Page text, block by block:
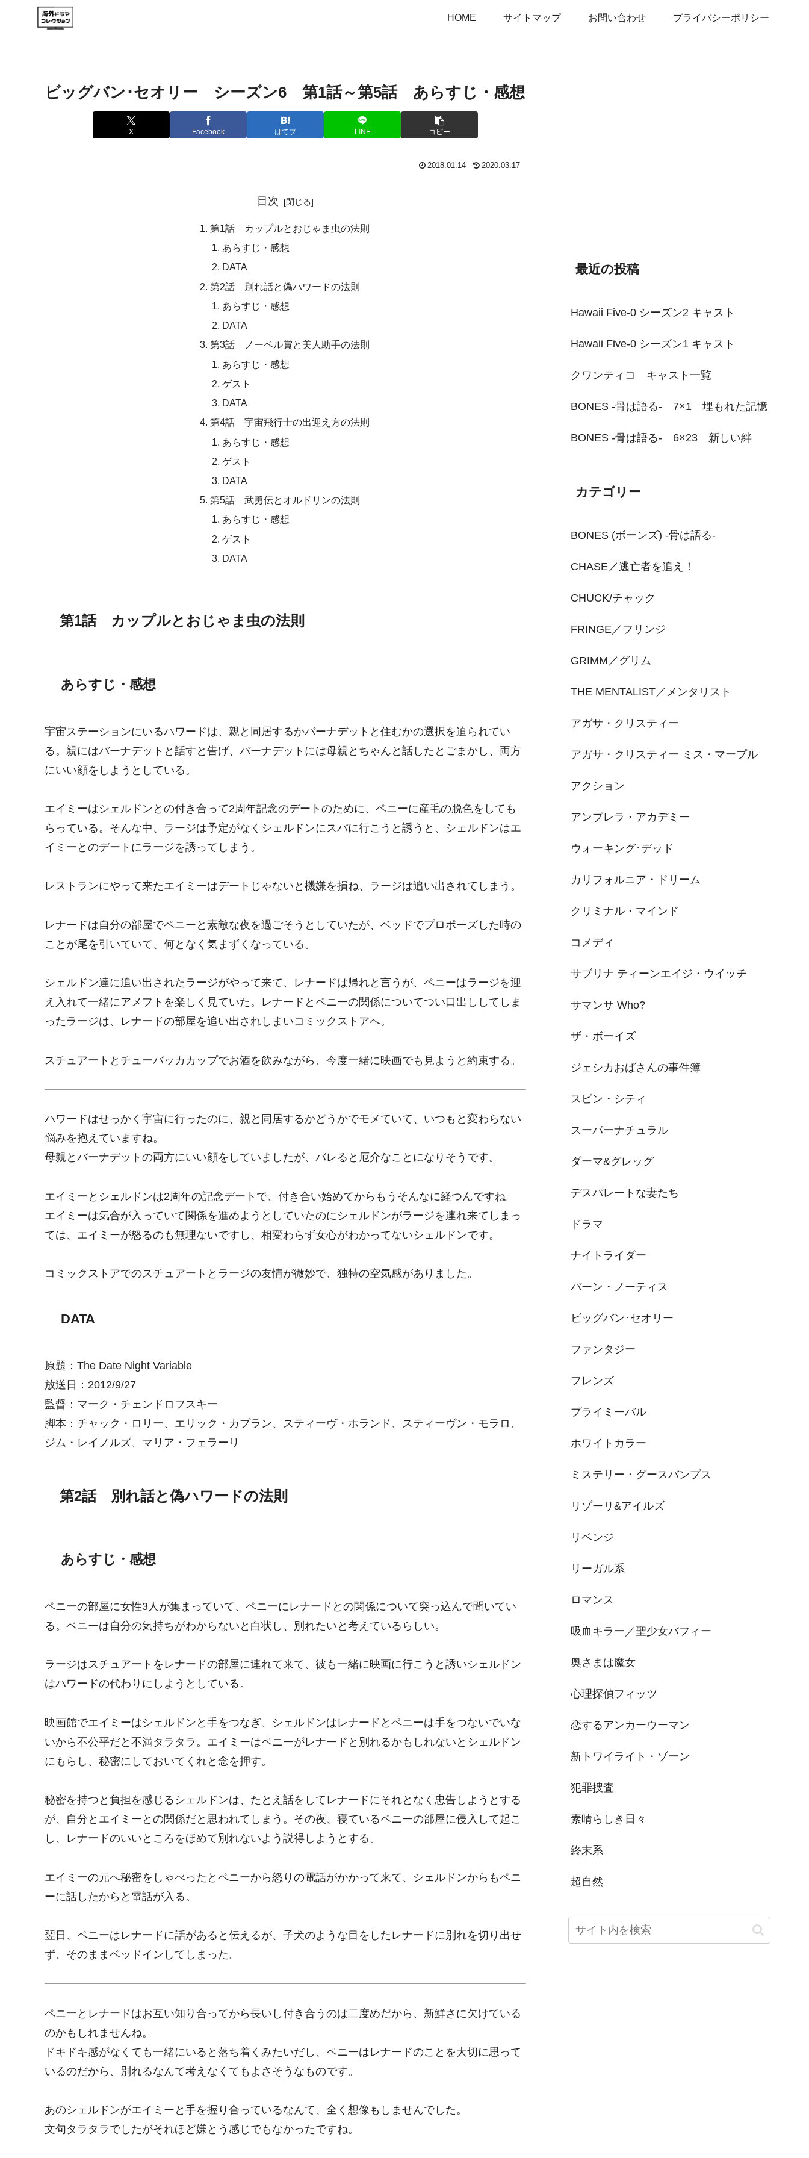
HOME サイトマップ お問い合わせ プライバシーポリシー
ビッグバン･セオリー シーズン6 第1話～第5話 あらすじ・感想
X Facebook はてブ LINE コピー
2018.01.14 2020.03.17
目次
第1話 カップルとおじゃま虫の法則
あらすじ・感想
DATA
第2話 別れ話と偽ハワードの法則
あらすじ・感想
DATA
第3話 ノーベル賞と美人助手の法則
あらすじ・感想
ゲスト
DATA
第4話 宇宙飛行士の出迎え方の法則
あらすじ・感想
ゲスト
DATA
第5話 武勇伝とオルドリンの法則
あらすじ・感想
ゲスト
DATA
第1話 カップルとおじゃま虫の法則
あらすじ・感想
宇宙ステーションにいるハワードは、親と同居するかバーナデットと住むかの選択を迫られてい
る。親にはバーナデットと話すと告げ、バーナデットには母親とちゃんと話したとごまかし、両方
にいい顔をしようとしている。
エイミーはシェルドンとの付き合って2周年記念のデートのために、ペニーに産毛の脱色をしても
らっている。そんな中、ラージは予定がなくシェルドンにスパに行こうと誘うと、シェルドンはエ
イミーとのデートにラージを誘ってしまう。
レストランにやって来たエイミーはデートじゃないと機嫌を損ね、ラージは追い出されてしまう。
レナードは自分の部屋でペニーと素敵な夜を過ごそうとしていたが、ベッドでプロポーズした時の
ことが尾を引いていて、何となく気まずくなっている。
シェルドン達に追い出されたラージがやって来て、レナードは帰れと言うが、ペニーはラージを迎
え入れて一緒にアメフトを楽しく見ていた。レナードとペニーの関係についてつい口出ししてしま
ったラージは、レナードの部屋を追い出されしまいコミックストアへ。
スチュアートとチューバッカカップでお酒を飲みながら、今度一緒に映画でも見ようと約束する。
ハワードはせっかく宇宙に行ったのに、親と同居するかどうかでモメていて、いつもと変わらない
悩みを抱えていますね。
母親とバーナデットの両方にいい顔をしていましたが、バレると厄介なことになりそうです。
エイミーとシェルドンは2周年の記念デートで、付き合い始めてからもうそんなに経つんですね。
エイミーは気合が入っていて関係を進めようとしていたのにシェルドンがラージを連れ来てしまっ
ては、エイミーが怒るのも無理ないですし、相変わらず女心がわかってないシェルドンです。
コミックストアでのスチュアートとラージの友情が微妙で、独特の空気感がありました。
DATA
原題：The Date Night Variable
放送日：2012/9/27
監督：マーク・チェンドロフスキー
脚本：チャック・ロリー、エリック・カプラン、スティーヴ・ホランド、スティーヴン・モラロ、
ジム・レイノルズ、マリア・フェラーリ
第2話 別れ話と偽ハワードの法則
あらすじ・感想
ペニーの部屋に女性3人が集まっていて、ペニーにレナードとの関係について突っ込んで聞いてい
る。ペニーは自分の気持ちがわからないと白状し、別れたいと考えているらしい。
ラージはスチュアートをレナードの部屋に連れて来て、彼も一緒に映画に行こうと誘いシェルドン
はハワードの代わりにしようとしている。
映画館でエイミーはシェルドンと手をつなぎ、シェルドンはレナードとペニーは手をつないでいな
いから不公平だと不満タラタラ。エイミーはペニーがレナードと別れるかもしれないとシェルドン
にもらし、秘密にしておいてくれと念を押す。
秘密を持つと負担を感じるシェルドンは、たとえ話をしてレナードにそれとなく忠告しようとする
が、自分とエイミーとの関係だと思われてしまう。その夜、寝ているペニーの部屋に侵入して起こ
し、レナードのいいところをほめて別れないよう説得しようとする。
エイミーの元へ秘密をしゃべったとペニーから怒りの電話がかかって来て、シェルドンからもペニ
ーに話したからと電話が入る。
翌日、ペニーはレナードに話があると伝えるが、子犬のような目をしたレナードに別れを切り出せ
ず、そのままベッドインしてしまった。
ペニーとレナードはお互い知り合ってから長いし付き合うのは二度めだから、新鮮さに欠けている
のかもしれませんね。
ドキドキ感がなくても一緒にいると落ち着くみたいだし、ペニーはレナードのことを大切に思って
いるのだから、別れるなんて考えなくてもよさそうなものです。
あのシェルドンがエイミーと手を握り合っているなんて、全く想像もしませんでした。
文句タラタラでしたがそれほど嫌とう感じでもなかったですね。
最近の投稿
Hawaii Five-0 シーズン2 キャスト
Hawaii Five-0 シーズン1 キャスト
クワンティコ キャスト一覧
BONES -骨は語る- 7×1 埋もれた記憶
BONES -骨は語る- 6×23 新しい絆
カテゴリー
BONES (ボーンズ) -骨は語る-
CHASE／逃亡者を追え！
CHUCK/チャック
FRINGE／フリンジ
GRIMM／グリム
THE MENTALIST／メンタリスト
アガサ・クリスティー
アガサ・クリスティー ミス・マープル
アクション
アンブレラ・アカデミー
ウォーキング･デッド
カリフォルニア・ドリーム
クリミナル・マインド
コメディ
サブリナ ティーンエイジ・ウイッチ
サマンサ Who?
ザ・ボーイズ
ジェシカおばさんの事件簿
スピン・シティ
スーパーナチュラル
ダーマ&グレッグ
デスパレートな妻たち
ドラマ
ナイトライダー
バーン・ノーティス
ビッグバン･セオリー
ファンタジー
フレンズ
プライミーバル
ホワイトカラー
ミステリー・グースバンプス
リゾーリ&アイルズ
リベンジ
リーガル系
ロマンス
吸血キラー／聖少女バフィー
奥さまは魔女
心理探偵フィッツ
恋するアンカーウーマン
新トワイライト・ゾーン
犯罪捜査
素晴らしき日々
終末系
超自然